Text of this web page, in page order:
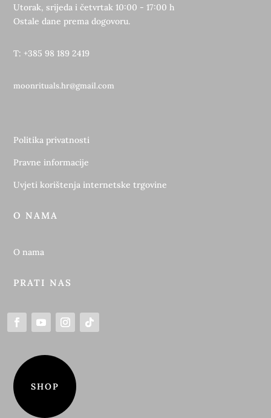
Utorak, srijeda i četvrtak 10:00 - 17:00 h
Ostale dane prema dogovoru.
T: +385 98 189 2419
moonrituals.hr@gmail.com
Politika privatnosti
Pravne informacije
Uvjeti korištenja internetske trgovine
O NAMA
O nama
PRATI NAS
SHOP